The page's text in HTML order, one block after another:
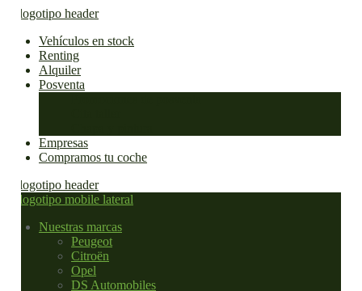
Vehículos en stock
Renting
Alquiler
Posventa
Empresas
Compramos tu coche
Nuestras marcas
Peugeot
Citroën
Opel
DS Automobiles